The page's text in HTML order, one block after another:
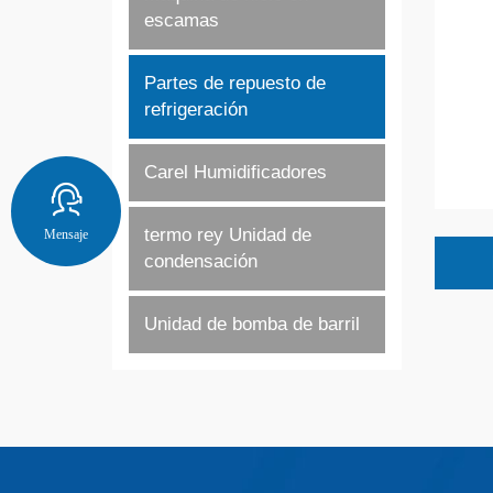
escamas
Partes de repuesto de
refrigeración
Carel Humidificadores
termo rey Unidad de
condensación
Unidad de bomba de barril
Mensaje